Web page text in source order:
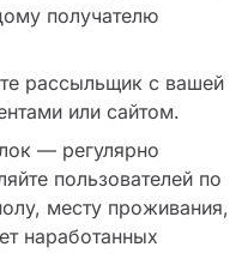
получателю
рассыльщик с вашей
или сайтом.
— регулярно
пользователей по
месту проживания,
наработанных